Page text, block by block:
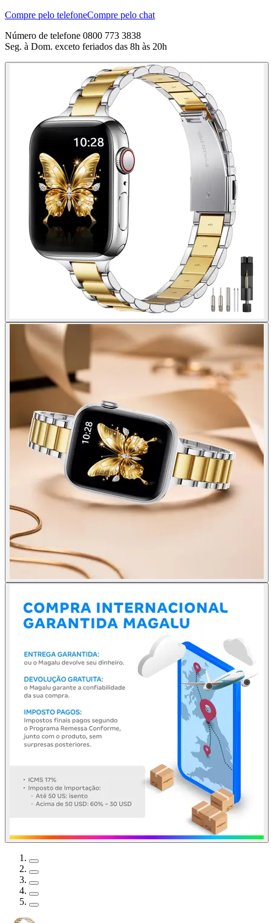
Compre pelo telefoneCompre pelo chat
Número de telefone 0800 773 3838
Seg. à Dom. exceto feriados das 8h às 20h